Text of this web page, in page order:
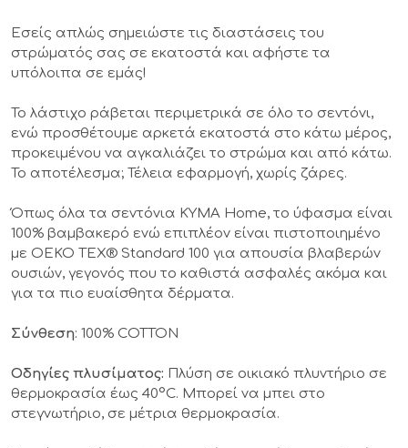
Εσείς απλώς σημειώστε τις διαστάσεις του
στρώματός σας σε εκατοστά και αφήστε τα
υπόλοιπα σε εμάς!
Το λάστιχο ράβεται περιμετρικά σε όλο το σεντόνι,
ενώ προσθέτουμε αρκετά εκατοστά στο κάτω μέρος,
προκειμένου να αγκαλιάζει το στρώμα και από κάτω.
Το αποτέλεσμα; Τέλεια εφαρμογή, χωρίς ζάρες.
Όπως όλα τα σεντόνια KYMA Home, το ύφασμα είναι
100% βαμβακερό ενώ επιπλέον είναι πιστοποιημένο
με OEKO TEX® Standard 100 για απουσία βλαβερών
ουσιών, γεγονός που το καθιστά ασφαλές ακόμα και
για τα πιο ευαίσθητα δέρματα.
Σύνθεση: 100% COTTON
Οδηγίες πλυσίματος: Πλύση σε οικιακό πλυντήριο σε
θερμοκρασία έως 40°C. Μπορεί να μπει στο
στεγνωτήριο, σε μέτρια θερμοκρασία.